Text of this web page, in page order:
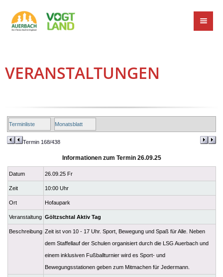
VERANSTALTUNGEN
Terminliste Monatsblatt
Termin 168/438
Informationen zum Termin 26.09.25
Datum 26.09.25 Fr
Zeit 10:00 Uhr
Ort Hofaupark
Veranstaltung Göltzschtal Aktiv Tag
Beschreibung Zeit ist von 10 - 17 Uhr. Sport, Bewegung und Spaß für Alle. Neben
dem Staffellauf der Schulen organisiert durch die LSG Auerbach und
einem inklusiven Fußballturnier wird es Sport- und
Bewegungsstationen geben zum Mitmachen für Jedermann.